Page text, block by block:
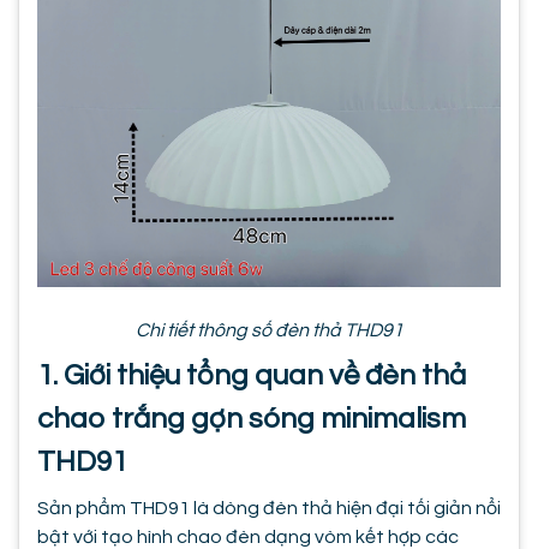
Chi tiết thông số đèn thả THD91
1. Giới thiệu tổng quan về đèn thả
chao trắng gợn sóng minimalism
THD91
Sản phẩm THD91 là dòng đèn thả hiện đại tối giản nổi
bật với tạo hình chao đèn dạng vòm kết hợp các